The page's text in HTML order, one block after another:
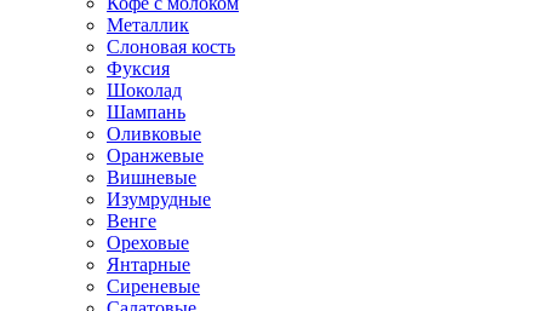
Металлик
Слоновая кость
Фуксия
Шоколад
Шампань
Оливковые
Оранжевые
Вишневые
Изумрудные
Венге
Ореховые
Янтарные
Сиреневые